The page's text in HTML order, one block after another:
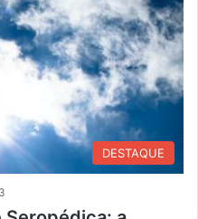
DESTAQUE